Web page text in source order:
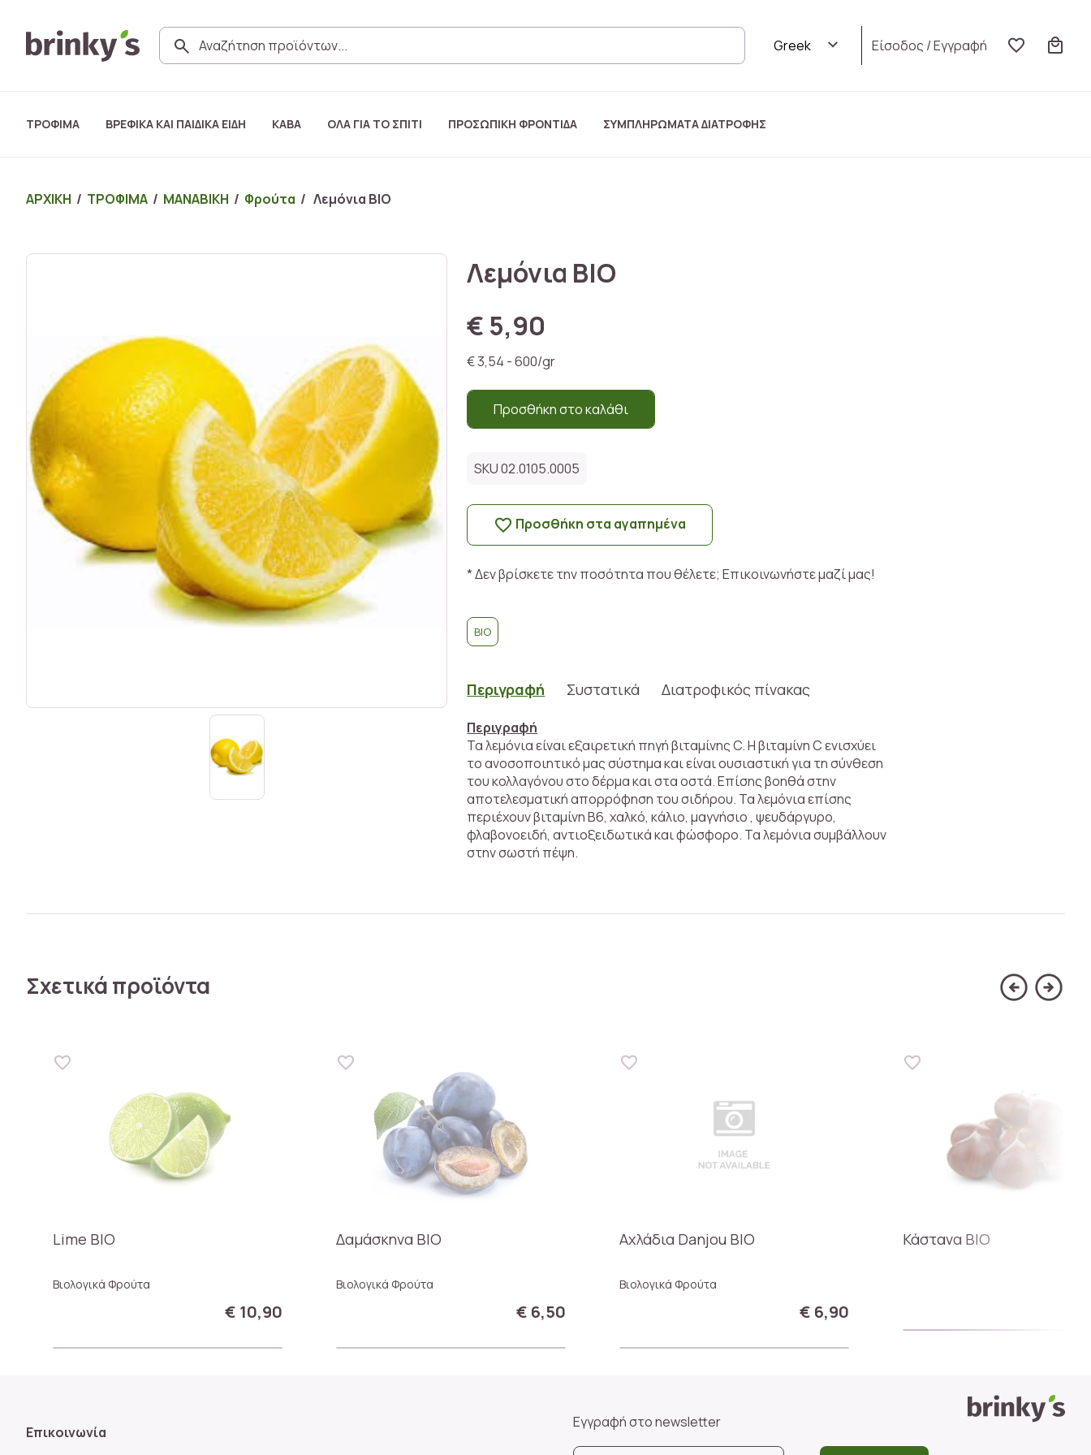
Είσοδος /Εγγραφή
ΤΡΟΦΙΜΑ ΒΡΕΦΙΚΑ ΚΑΙ ΠΑΙΔΙΚΑ ΕΙΔΗ ΚΑΒΑ ΟΛΑ ΓΙΑ ΤΟ ΣΠΙΤΙ ΠΡΟΣΩΠΙΚΗ ΦΡΟΝΤΙΔΑ ΣΥΜΠΛΗΡΩΜΑΤΑ ΔΙΑΤΡΟΦΗΣ
ΑΡΧΙΚΗ / ΤΡΟΦΙΜΑ / ΜΑΝΑΒΙΚΗ / Φρούτα / Λεμόνια ΒΙΟ
Λεμόνια ΒΙΟ
€ 5,90
€ 3,54 - 600/gr
Προσθήκη στο καλάθι
SKU 02.0105.0005
Προσθήκη στα αγαπημένα
* Δεν βρίσκετε την ποσότητα που θέλετε; Επικοινωνήστε μαζί μας!
BIO
Περιγραφή Συστατικά Διατροφικός πίνακας
Περιγραφή
Τα λεμόνια είναι εξαιρετική πηγή βιταμίνης C. Η βιταμίνη C ενισχύει
το ανοσοποιητικό μας σύστημα και είναι ουσιαστική για τη σύνθεση
του κολλαγόνου στο δέρμα και στα οστά. Επίσης βοηθά στην
αποτελεσματική απορρόφηση του σιδήρου. Τα λεμόνια επίσης
περιέχουν βιταμίνη Β6, χαλκό, κάλιο, μαγνήσιο , ψευδάργυρο,
φλαβονοειδή, αντιοξειδωτικά και φώσφορο. Τα λεμόνια συμβάλλουν
στην σωστή πέψη.
Σχετικά προϊόντα
Lime ΒΙΟ
Βιολογικά Φρούτα
€ 10,90
Δαμάσκηνα ΒΙΟ
Βιολογικά Φρούτα
€ 6,50
Αχλάδια Danjou BIO
Βιολογικά Φρούτα
€ 6,90
Κάστανα ΒΙΟ
Επικοινωνία
Εγγραφή στο newsletter